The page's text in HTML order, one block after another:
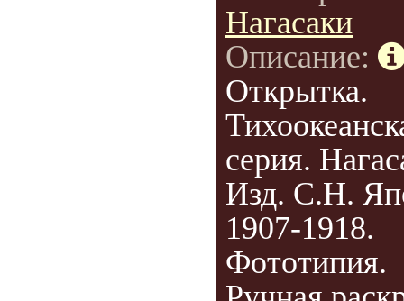
Нагасаки
Описание:
Открытка.
серия.
Изд. С.Н.
1907-1918.
Фототипия.